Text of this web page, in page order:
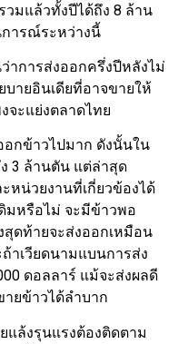
วมแล้วทั้งปีได้ถึง 8 ล้าน
ารณ์ระหว่างนี้
าการส่งออกครึ่งปีหลังไม่
ายอินเดียที่อาจขายให้
จะแย่งตลาดไทย
กข้าวไปมาก ดังนั้นใน
3 ล้านตัน แต่ล่าสุด
หน่วยงานที่เกี่ยวข้องได้
มหรือไม่ จะมีข้าวพอ
ดท้ายจะส่งออกเหมือน
าเวียดนามแบนการส่ง
ดอลลาร์ แม้จะส่งผลดี
ยข้าวได้ลำบาก
ล้งรุนแรงต้องติดตาม